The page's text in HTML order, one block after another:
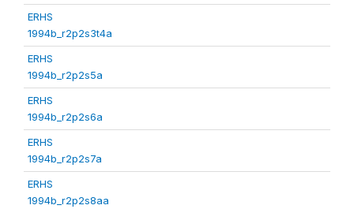
ERHS
1994b_r2p2s3t4a
ERHS
1994b_r2p2s5a
ERHS
1994b_r2p2s6a
ERHS
1994b_r2p2s7a
ERHS
1994b_r2p2s8aa